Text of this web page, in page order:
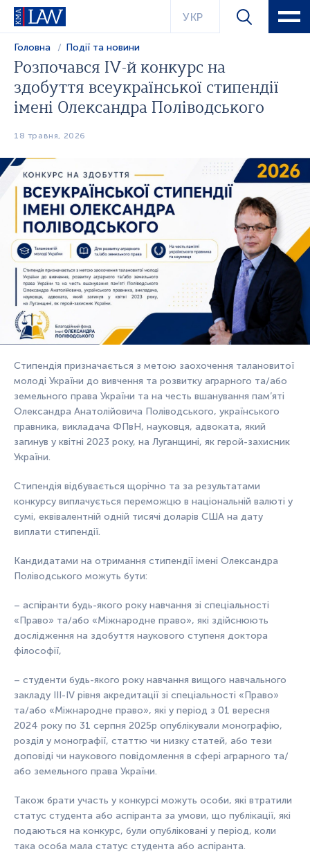
УКР
Головна Події та новини
Розпочався IV-й конкурс на
здобуття всеукраїнської стипендії
імені Олександра Поліводського
18 травня, 2026
Стипендія призначається з метою заохочення талановитої
молоді України до вивчення та розвитку аграрного та/або
земельного права України та на честь вшанування пам’яті
Олександра Анатолійовича Поліводського, українського
правника, викладача ФПвН, науковця, адвоката, який
загинув у квітні 2023 року, на Луганщині, як герой-захисник
України.
Стипендія відбувається щорічно та за результатами
конкурсу виплачується переможцю в національній валюті у
сумі, еквівалентній одній тисячі доларів США на дату
виплати стипендії.
Кандидатами на отримання стипендії імені Олександра
Поліводського можуть бути:
– аспіранти будь-якого року навчання зі спеціальності
«Право» та/або «Міжнародне право», які здійснюють
дослідження на здобуття наукового ступеня доктора
філософії,
– студенти будь-якого року навчання вищого навчального
закладу ІІІ-IV рівня акредитації зі спеціальності «Право»
та/або «Міжнародне право», які у період з 01 вересня
2024 року по 31 серпня 2025р опублікували монографію,
розділ у монографії, статтю чи низку статей, або тези
доповіді чи наукового повідомлення в сфері аграрного та/
або земельного права України.
Також брати участь у конкурсі можуть особи, які втратили
статус студента або аспіранта за умови, що публікації, які
подаються на конкурс, були опубліковані у період, коли
така особа мала статус студента або аспіранта.